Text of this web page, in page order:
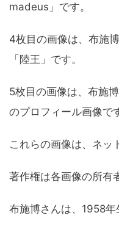
madeus」です。
4枚目の画像は、布施
「陸王」です。
5枚目の画像は、布施
のプロフィール画像で
これらの画像は、ネッ
著作権は各画像の所有
布施博さんは、1958年